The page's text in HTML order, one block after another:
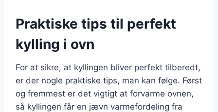
Praktiske tips til perfekt
kylling i ovn
For at sikre, at kyllingen bliver perfekt tilberedt,
er der nogle praktiske tips, man kan følge. Først
og fremmest er det vigtigt at forvarme ovnen,
så kyllingen får en jævn varmefordeling fra